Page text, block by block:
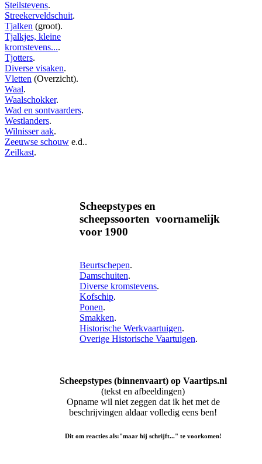
Steilstevens.
Streekerveldschuit.
Tjalken (groot).
Tjalkjes, kleine
kromstevens....
Tjotters.
Diverse visaken.
Vletten (Overzicht).
Waal.
Waalschokker.
Wad en sontvaarders.
Westlanders.
Wilnisser aak.
Zeeuwse schouw e.d..
Zeilkast.
Scheepstypes en
scheepssoorten voornamelijk
voor 1900
Beurtschepen.
Damschuiten.
Diverse kromstevens.
Kofschip.
Ponen.
Smakken.
Historische Werkvaartuigen.
Overige Historische Vaartuigen.
Scheepstypes (binnenvaart) op Vaartips.nl
(tekst en afbeeldingen)
Opname wil niet zeggen dat ik het met de
beschrijvingen aldaar volledig eens ben!
Dit om reacties als:"maar hij schrijft..." te voorkomen!